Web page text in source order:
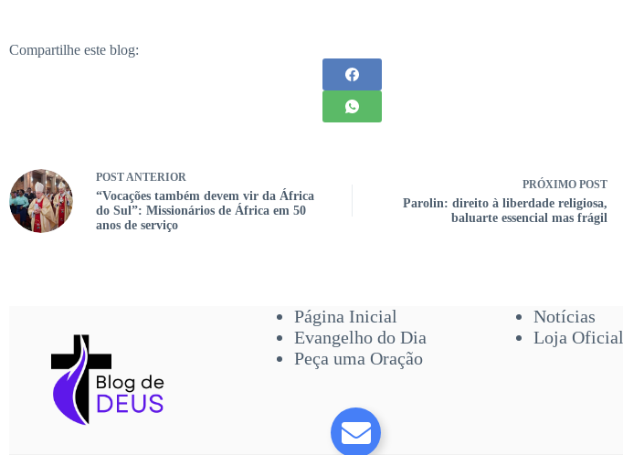
Compartilhe este blog:
POSTANTERIOR
“Vocações também devem vir da África
do Sul”: Missionários de África em 50
anos de serviço
PRÓXIMO POST
Parolin: direito à liberdade religiosa,
baluarte essencial mas frágil
Página Inicial
Evangelho do Dia
Peça uma Oração
Notícias
Loja Oficial